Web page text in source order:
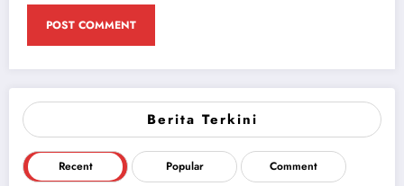
Berita Terkini
Recent Popular Comment